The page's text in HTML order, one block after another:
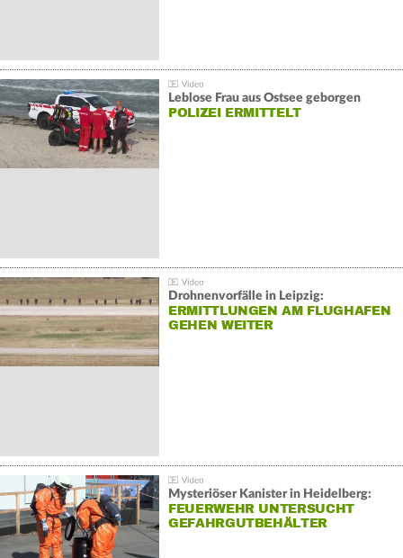
Leblose Frau aus Ostsee geborgen
POLIZEI ERMITTELT
Drohnenvorfälle in Leipzig:
ERMITTLUNGEN AM FLUGHAFEN
GEHEN WEITER
Mysteriöser Kanister in Heidelberg:
FEUERWEHR UNTERSUCHT
GEFAHRGUTBEHÄLTER